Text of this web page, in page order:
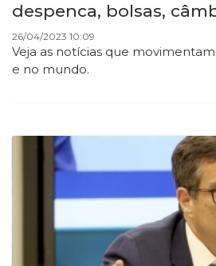
despenca, bolsas,
26/04/2023 10:09
Veja as notícias que
e no mundo.